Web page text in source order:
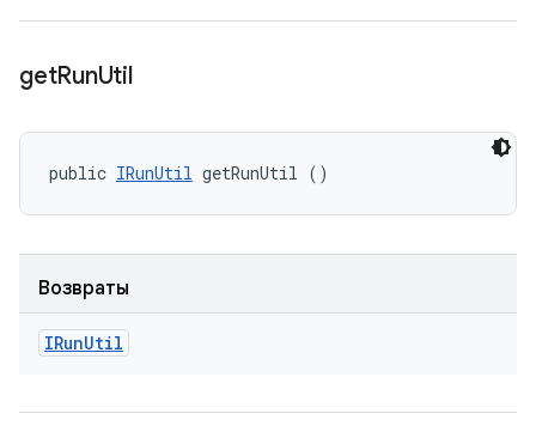
getRunUtil
public IRunUtil getRunUtil ()
Возвраты
IRunUtil